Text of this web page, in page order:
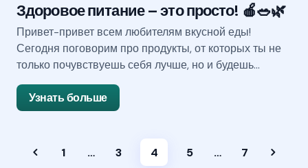
Здоровое питание – это просто! 🍎🥗🌿
Привет-привет всем любителям вкусной еды!
Сегодня поговорим про продукты, от которых ты не
только почувствуешь себя лучше, но и будешь…
Узнать больше
1 … 3 4 5 … 7